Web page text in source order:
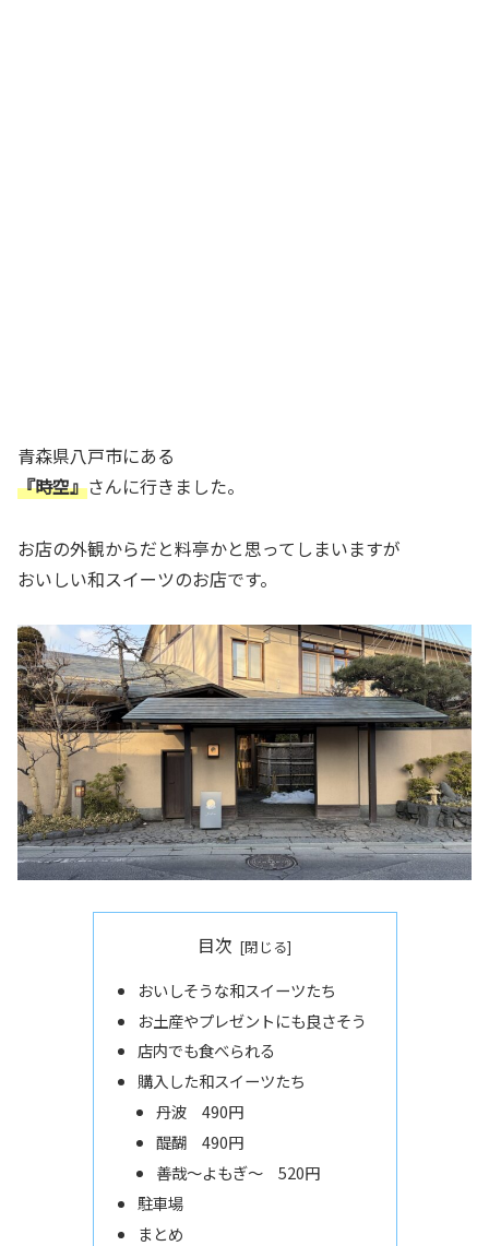
青森県八戸市にある
『時空』さんに行きました。
お店の外観からだと料亭かと思ってしまいますが
おいしい和スイーツのお店です。
目次
おいしそうな和スイーツたち
お土産やプレゼントにも良さそう
店内でも食べられる
購入した和スイーツたち
丹波 490円
醍醐 490円
善哉～よもぎ～ 520円
駐車場
まとめ